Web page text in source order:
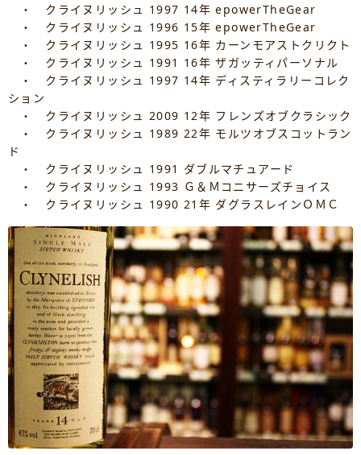
・ クライヌリッシュ 1997 14年 epowerTheGear
・ クライヌリッシュ 1996 15年 epowerTheGear
・ クライヌリッシュ 1995 16年 カーンモアストクリクト
・ クライヌリッシュ 1991 16年 ザガッティパーソナル
・ クライヌリッシュ 1997 14年 ディスティラリーコレク
ション
・ クライヌリッシュ 2009 12年 フレンズオブクラシック
・ クライヌリッシュ 1989 22年 モルツオブスコットラン
ド
・ クライヌリッシュ 1991 ダブルマチュアード
・ クライヌリッシュ 1993 Ｇ＆Ｍコニサーズチョイス
・ クライヌリッシュ 1990 21年 ダグラスレインＯＭＣ